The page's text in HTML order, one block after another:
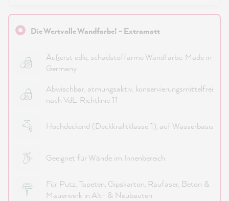
Die Wertvolle Wandfarbe! - Extramatt
Äußerst edle, schadstoffarme Wandfarbe. Made in
Germany
Abwischbar, atmungsaktiv, konservierungsmittelfrei
nach VdL-Richtlinie 11
Hochdeckend (Deckkraftklasse 1), auf Wasserbasis
Geeignet für Wände im Innenbereich
Für Putz, Tapeten, Gipskarton, Raufaser, Beton &
Mauerwerk in Alt- & Neubauten